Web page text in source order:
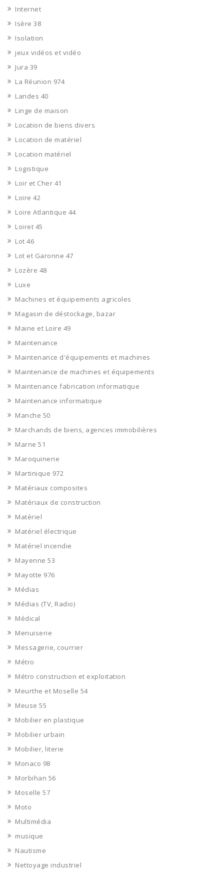
Internet
Isère 38
Isolation
jeux vidéos et vidéo
Jura 39
La Réunion 974
Landes 40
Linge de maison
Location de biens divers
Location de matériel
Location matériel
Logistique
Loir et Cher 41
Loire 42
Loire Atlantique 44
Loiret 45
Lot 46
Lot et Garonne 47
Lozère 48
Luxe
Machines et équipements agricoles
Magasin de déstockage, bazar
Maine et Loire 49
Maintenance
Maintenance d'équipements et machines
Maintenance de machines et équipements
Maintenance fabrication informatique
Maintenance informatique
Manche 50
Marchands de biens, agences immobilières
Marne 51
Maroquinerie
Martinique 972
Matériaux composites
Matériaux de construction
Matériel
Matériel électrique
Matériel incendie
Mayenne 53
Mayotte 976
Médias
Médias (TV, Radio)
Médical
Menuiserie
Messagerie, courrier
Métro
Métro construction et exploitation
Meurthe et Moselle 54
Meuse 55
Mobilier en plastique
Mobilier urbain
Mobilier, literie
Monaco 98
Morbihan 56
Moselle 57
Moto
Multimédia
musique
Nautisme
Nettoyage industriel